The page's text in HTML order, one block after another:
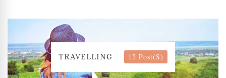
TRAVELLING 12 Post(s)